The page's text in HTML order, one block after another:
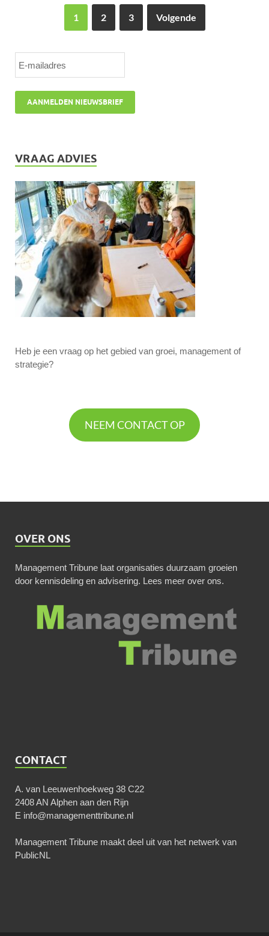
1 2 3 Volgende
VRAAG ADVIES
Heb je een vraag op het gebied van groei, management of
strategie?
NEEM CONTACT OP
OVER ONS
Management Tribune laat organisaties duurzaam groeien
door kennisdeling en advisering. Lees meer over ons.
CONTACT
A. van Leeuwenhoekweg 38 C22
2408 AN Alphen aan den Rijn
E info@managementtribune.nl
Management Tribune maakt deel uit van het netwerk van
PublicNL